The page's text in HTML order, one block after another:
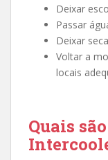
Deixar
Passar
Deixar
Voltar a
locais
Quais